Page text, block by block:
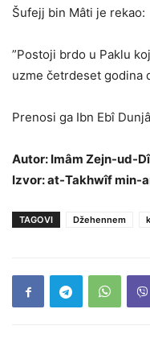
Šufejj bin Mâti je rekao:
”Postoji brdo u Paklu
uzme četrdeset godina
Prenosi ga Ibn Ebî
Autor: Imâm Zejn-ud-
Izvor: at-Takhwîf min-
TAGOVI Džehennem